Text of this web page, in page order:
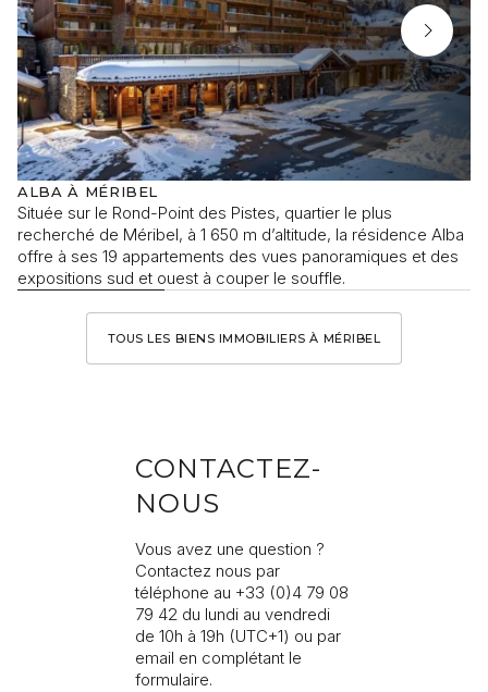
ALBA À MÉRIBEL
Située sur le Rond-Point des Pistes, quartier le plus
recherché de Méribel, à 1 650 m d’altitude, la résidence Alba
offre à ses 19 appartements des vues panoramiques et des
expositions sud et ouest à couper le souffle.
TOUS LES BIENS IMMOBILIERS À MÉRIBEL
CONTACTEZ-
NOUS
Vous avez une question ?
Contactez nous par
téléphone au +33 (0)4 79 08
79 42 du lundi au vendredi
de 10h à 19h (UTC+1) ou par
email en complétant le
formulaire.